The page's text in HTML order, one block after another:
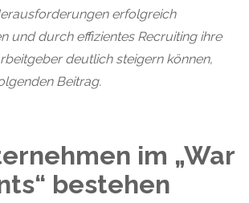
erfolgreich
und durch effizientes Recruiting ihre
deutlich steigern können,
Beitrag.
im „War
bestehen